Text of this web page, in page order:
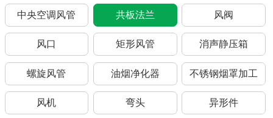
中央空调风管 共板法兰 风阀
风口 矩形风管 消声静压箱
螺旋风管 油烟净化器 不锈钢烟罩加工
风机 弯头 异形件